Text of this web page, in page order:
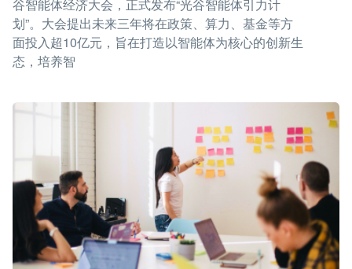
谷智能体经济大会，正式发布“光谷智能体引力计
划”。大会提出未来三年将在政策、算力、基金等方
面投入超10亿元，旨在打造以智能体为核心的创新生
态，培养智